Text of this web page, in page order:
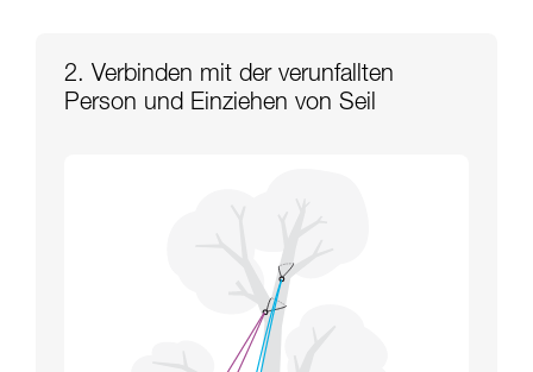
2. Verbinden mit der verunfallten
Person und Einziehen von Seil